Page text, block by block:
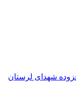
شهدای لرستان